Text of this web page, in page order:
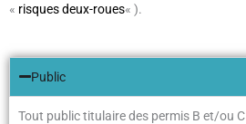
« risques deux-roues« ).
Public
Tout public titulaire des permis B et/ou C